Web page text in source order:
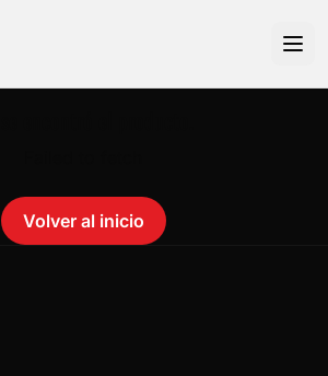
Volver al inicio